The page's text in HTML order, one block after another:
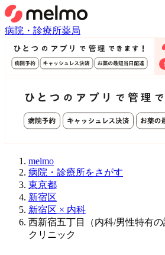
病院・診療所薬局
melmo
病院・診療所をさがす
東京都
新宿区
新宿区 × 内科
西新宿五丁目（内科/男性特有の
クリニック